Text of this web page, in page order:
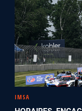
IMSA